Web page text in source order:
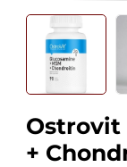
Ostrovit
+